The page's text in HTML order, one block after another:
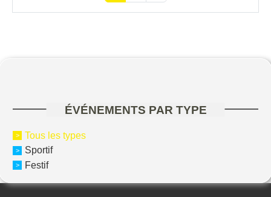
ÉVÉNEMENTS PAR TYPE
Tous les types
Sportif
Festif